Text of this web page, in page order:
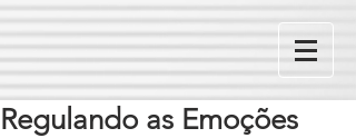
Regulando as Emoções